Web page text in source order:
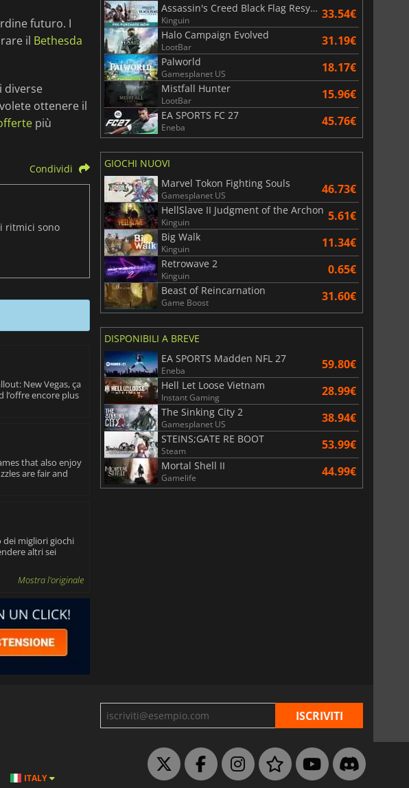
futuro. I
il Bethesda
diverse
ottenere il
più
Condividi
ritmici sono
New Vegas, ça
l’offre encore plus
that also enjoy
are fair and
dei migliori giochi
altri sei
Mostra l'originale
Assassin's Creed Black Flag Resynced
Kinguin 33.54€
Halo Campaign Evolved
LootBar 31.19€
Palworld
Gamesplanet US 18.17€
Mistfall Hunter
LootBar 15.96€
EA SPORTS FC 27
Eneba 45.76€
GIOCHI NUOVI
Marvel Tokon Fighting Souls
Gamesplanet US 46.73€
HellSlave II Judgment of the Archon
Kinguin 5.61€
Big Walk
Kinguin 11.34€
Retrowave 2
Kinguin 0.65€
Beast of Reincarnation
Game Boost 31.60€
DISPONIBILI A BREVE
EA SPORTS Madden NFL 27
Eneba 59.80€
Hell Let Loose Vietnam
Instant Gaming 28.99€
The Sinking City 2
Gamesplanet US 38.94€
STEINS;GATE RE BOOT
Steam 53.99€
Mortal Shell II
Gamelife 44.99€
ITALY